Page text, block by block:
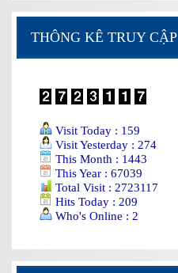
THÔNG KÊ TRUY CẬP
Visit Today : 159
Visit Yesterday : 274
This Month : 1443
This Year : 67039
Total Visit : 2723117
Hits Today : 209
Who's Online : 2